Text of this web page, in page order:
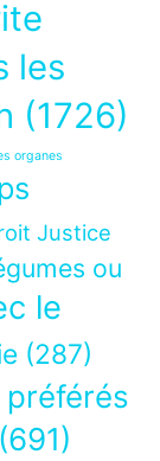
les
(1726)
organes
Justice
ou
le
(287)
(691)